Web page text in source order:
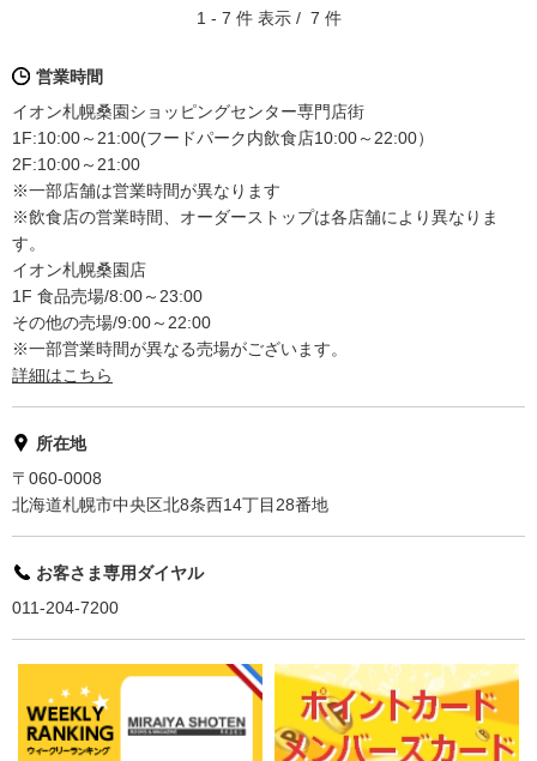
1 - 7 件 表示 / 7 件
営業時間
イオン札幌桑園ショッピングセンター専門店街
1F:10:00～21:00(フードパーク内飲食店10:00～22:00）
2F:10:00～21:00
※一部店舗は営業時間が異なります
※飲食店の営業時間、オーダーストップは各店舗により異なりま
す。
イオン札幌桑園店
1F 食品売場/8:00～23:00
その他の売場/9:00～22:00
※一部営業時間が異なる売場がございます。
詳細はこちら
所在地
〒060-0008
北海道札幌市中央区北8条西14丁目28番地
お客さま専用ダイヤル
011-204-7200